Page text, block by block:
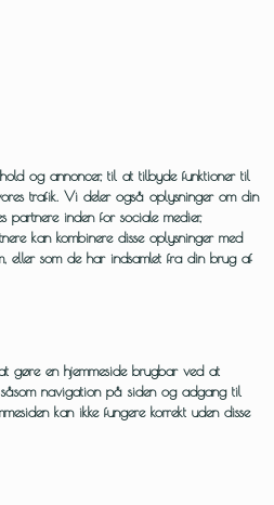
og annoncer, til at tilbyde funktioner til
trafik. Vi deler også oplysninger om din
partnere inden for sociale medier,
kan kombinere disse oplysninger med
eller som de har indsamlet fra din brug af
gøre en hjemmeside brugbar ved at
navigation på siden og adgang til
kan ikke fungere korrekt uden disse